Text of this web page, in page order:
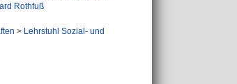
Rothfuß
> Lehrstuhl Sozial- und